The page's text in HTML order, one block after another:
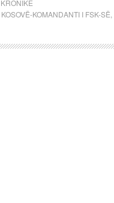
KRONIKE
KOSOVË-KOMANDANTI I FSK-SË